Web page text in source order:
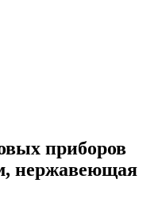
приборов
нержавеющая